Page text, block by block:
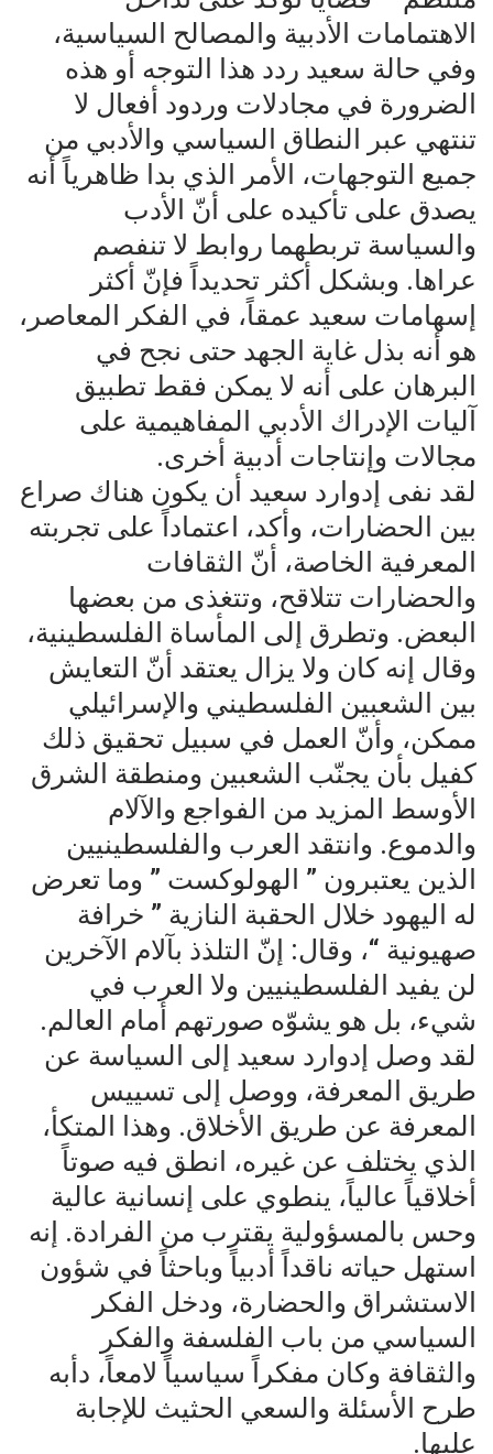
الاهتمامات الأدبية والمصالح السياسية،
وفي حالة سعيد ردد هذا التوجه أو هذه
الضرورة في مجادلات وردود أفعال لا
تنتهي عبر النطاق السياسي والأدبي من
جميع التوجهات، الأمر الذي بدا ظاهرياً أنه
يصدق على تأكيده على أنّ الأدب
والسياسة تربطهما روابط لا تنفصم
عراها. وبشكل أكثر تحديداً فإنّ أكثر
إسهامات سعيد عمقاً، في الفكر المعاصر،
هو أنه بذل غاية الجهد حتى نجح في
البرهان على أنه لا يمكن فقط تطبيق
آليات الإدراك الأدبي المفاهيمية على
مجالات وإنتاجات أدبية أخرى.
لقد نفى إدوارد سعيد أن يكون هناك صراع
بين الحضارات، وأكد، اعتماداً على تجربته
المعرفية الخاصة، أنّ الثقافات
والحضارات تتلاقح، وتتغذى من بعضها
البعض. وتطرق إلى المأساة الفلسطينية،
وقال إنه كان ولا يزال يعتقد أنّ التعايش
بين الشعبين الفلسطيني والإسرائيلي
ممكن، وأنّ العمل في سبيل تحقيق ذلك
كفيل بأن يجنّب الشعبين ومنطقة الشرق
الأوسط المزيد من الفواجع والآلام
والدموع. وانتقد العرب والفلسطينيين
الذين يعتبرون ” الهولوكست ” وما تعرض
له اليهود خلال الحقبة النازية ” خرافة
صهيونية “، وقال: إنّ التلذذ بآلام الآخرين
لن يفيد الفلسطينيين ولا العرب في
شيء، بل هو يشوّه صورتهم أمام العالم.
لقد وصل إدوارد سعيد إلى السياسة عن
طريق المعرفة، ووصل إلى تسييس
المعرفة عن طريق الأخلاق. وهذا المتكأ،
الذي يختلف عن غيره، انطق فيه صوتاً
أخلاقياً عالياً، ينطوي على إنسانية عالية
وحس بالمسؤولية يقترب من الفرادة. إنه
استهل حياته ناقداً أدبياً وباحثاً في شؤون
الاستشراق والحضارة، ودخل الفكر
السياسي من باب الفلسفة والفكر
والثقافة وكان مفكراً سياسياً لامعاً، دأبه
طرح الأسئلة والسعي الحثيث للإجابة
عليها.